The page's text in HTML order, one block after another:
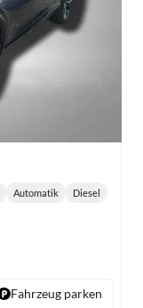
Getriebe:
Automatik
Kraftstoff:
Diesel
Fahrzeug parken